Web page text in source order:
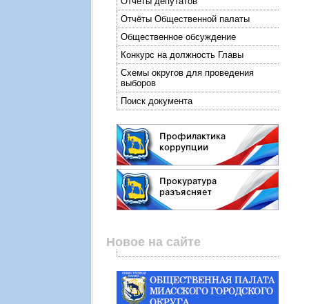
Отчёты Общественной палаты
Общественное обсуждение
Конкурс на должность Главы
Схемы округов для проведения
выборов
Поиск документа
Новое на сайте